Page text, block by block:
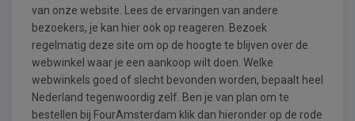
van onze website. Lees de ervaringen van andere
bezoekers, je kan hier ook op reageren. Bezoek
regelmatig deze site om op de hoogte te blijven over de
webwinkel waar je een aankoop wilt doen. Welke
webwinkels goed of slecht bevonden worden, bepaalt heel
Nederland tegenwoordig zelf. Ben je van plan om te
bestellen bij FourAmsterdam klik dan hieronder op de rode